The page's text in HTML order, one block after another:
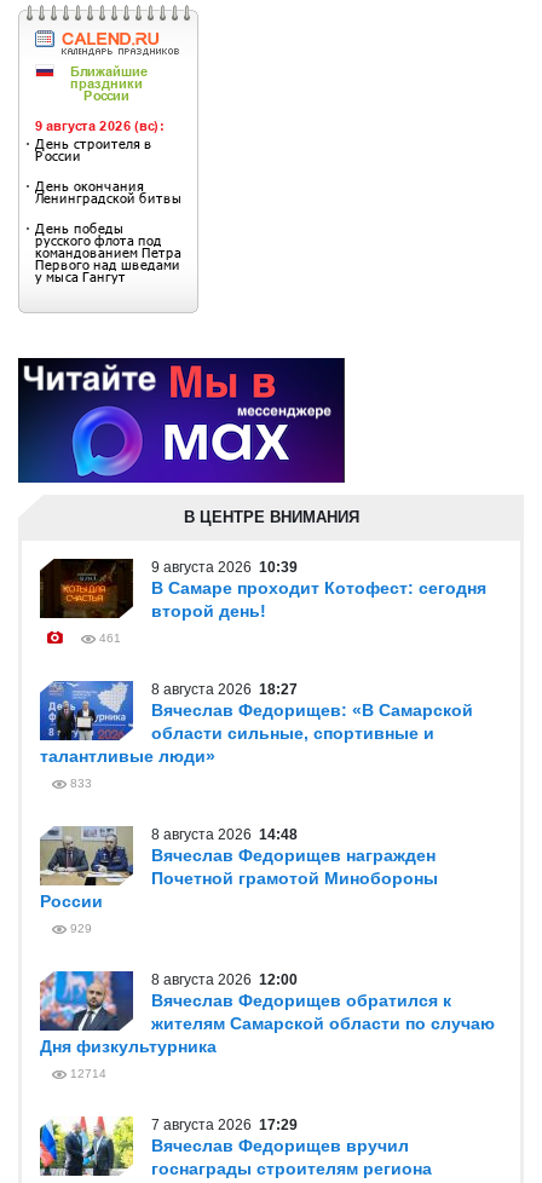
В ЦЕНТРЕ ВНИМАНИЯ
9 августа 2026 10:39
В Самаре проходит Котофест: сегодня
второй день!
461
8 августа 2026 18:27
Вячеслав Федорищев: «В Самарской
области сильные, спортивные и
талантливые люди»
833
8 августа 2026 14:48
Вячеслав Федорищев награжден
Почетной грамотой Минобороны
России
929
8 августа 2026 12:00
Вячеслав Федорищев обратился к
жителям Самарской области по случаю
Дня физкультурника
12714
7 августа 2026 17:29
Вячеслав Федорищев вручил
госнаграды строителям региона